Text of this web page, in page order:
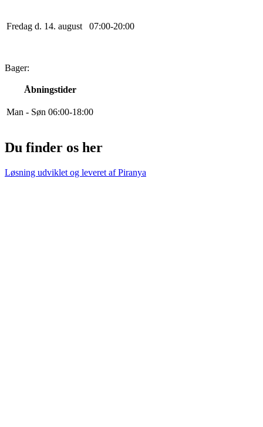
Fredag d. 14. august 07:00-20:00
Bager:
Åbningstider
Man - Søn 06:00-18:00
Du finder os her
Løsning udviklet og leveret afPiranya